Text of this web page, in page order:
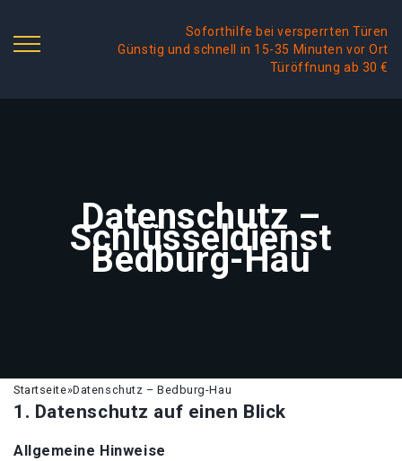
Soforthilfe bei versperrten Türen
Günstig und schnell in 15-35 Minuten vor Ort
Türöffnung ab 30 €
Datenschutz –
Schlüsseldienst
Bedburg-Hau
Startseite»Datenschutz – Bedburg-Hau
1. Datenschutz auf einen Blick
Allgemeine Hinweise